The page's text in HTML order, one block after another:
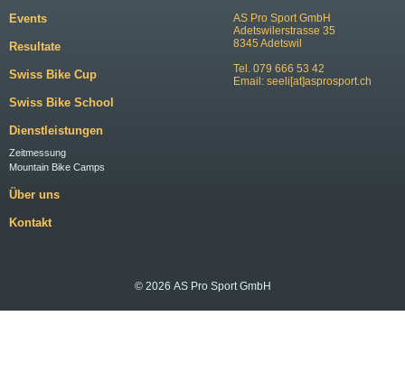
AS Pro Sport GmbH
Adetswilerstrasse 35
8345 Adetswil
Tel. 079 666 53 42
Email: seeli[at]asprosport.ch
Events
Resultate
Swiss Bike Cup
Swiss Bike School
Dienstleistungen
Zeitmessung
Mountain Bike Camps
Über uns
Kontakt
© 2026 AS Pro Sport GmbH